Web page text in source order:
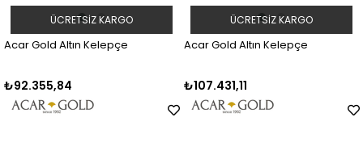
Acar Gold Altın Kelepçe
₺92.355,84
ÜCRETSIZ KARGO
Acar Gold Altın Kelepçe
₺107.431,11
ÜCRETSIZ KARGO